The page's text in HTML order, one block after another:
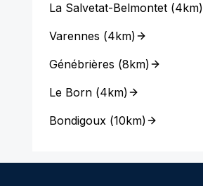
La Salvetat-Belmontet(4km)
Varennes (4km)
Génébrières (8km)
Le Born(4km)
Bondigoux(10km)